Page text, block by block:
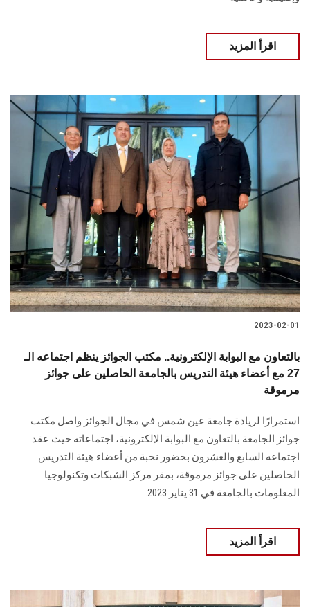
اقرأ المزيد
2023-02-01
بالتعاون مع البوابة الإلكترونية.. مكتب الجوائز ينظم اجتماعه الـ
27 مع أعضاء هيئة التدريس بالجامعة الحاصلين على جوائز
مرموقة
استمرارًا لريادة جامعة عين شمس في مجال الجوائز واصل مكتب
جوائز الجامعة بالتعاون مع البوابة الإلكترونية، اجتماعاته حيث عقد
اجتماعه السابع والعشرون بحضور نخبة من أعضاء هيئة التدريس
الحاصلين على جوائز مرموقة، بمقر مركز الشبكات وتكنولوجيا
المعلومات بالجامعة في 31 يناير 2023.
اقرأ المزيد